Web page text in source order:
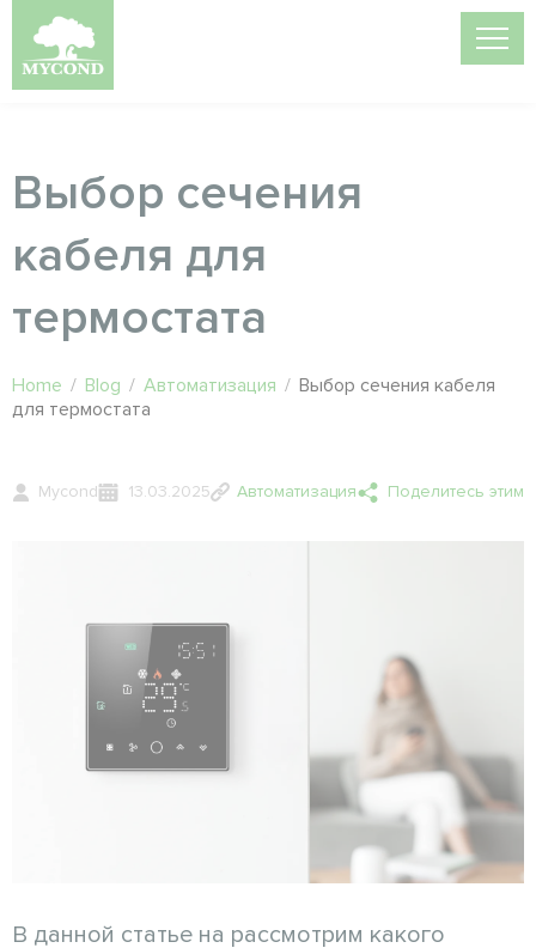
Выбор сечения
кабеля для
термостата
Home / Blog / Автоматизация / Выбор сечения кабеля
для термостата
Mycond 13.03.2025 Автоматизация Поделитесь этим
В данной статье на рассмотрим какого